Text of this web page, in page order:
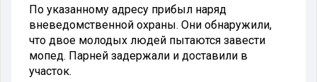
По указанному адресу прибыл наряд
вневедомственной охраны. Они обнаружили,
что двое молодых людей пытаются завести
мопед. Парней задержали и доставили в
участок.